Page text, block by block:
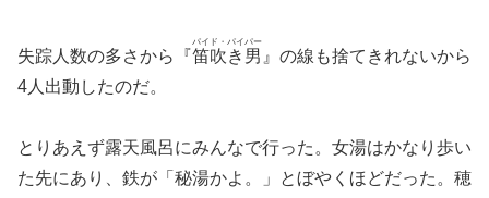
失踪人数の多さから『笛吹き男
パイド・パイパー
』の線も捨てきれないから
4人出動したのだ。
とりあえず露天風呂にみんなで行った。女湯はかなり歩い
た先にあり、鉄が「秘湯かよ。」とぼやくほどだった。穂